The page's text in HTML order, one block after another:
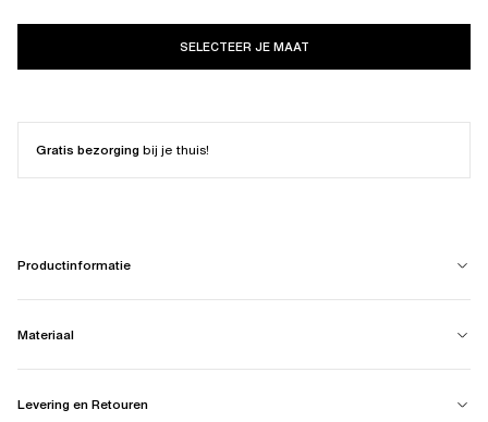
SELECTEER JE MAAT
Gratis bezorgingbij je thuis!
Productinformatie
Materiaal
Levering en Retouren